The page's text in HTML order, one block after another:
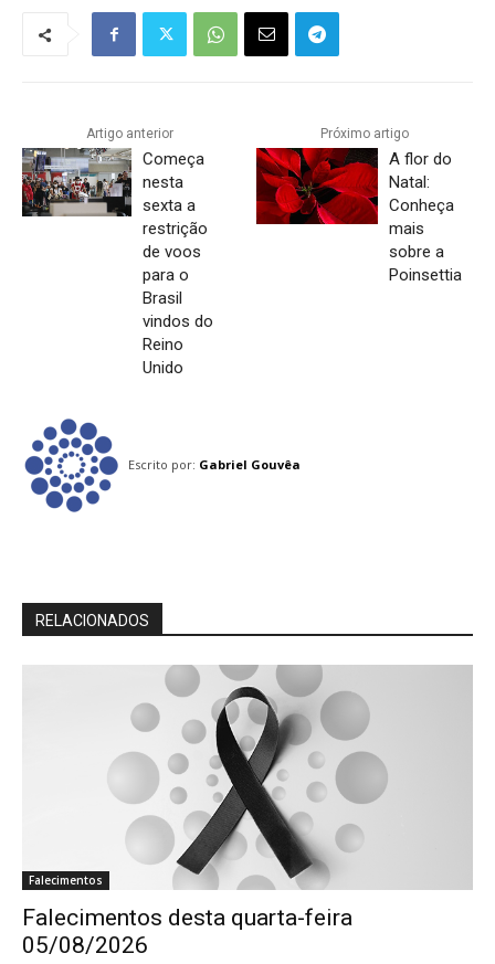
Artigo anterior
Começa
nesta
sexta a
restrição
de voos
para o
Brasil
vindos do
Reino
Unido
Próximo artigo
A flor do
Natal:
Conheça
mais
sobre a
Poinsettia
Escrito por: Gabriel Gouvêa
RELACIONADOS
Falecimentos
Falecimentos desta quarta-feira
05/08/2026